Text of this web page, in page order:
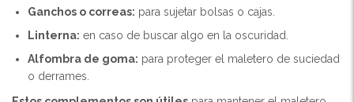
Ganchos o correas: para sujetar bolsas o cajas.
Linterna: en caso de buscar algo en la oscuridad.
Alfombra de goma: para proteger el maletero de suciedad
o derrames.